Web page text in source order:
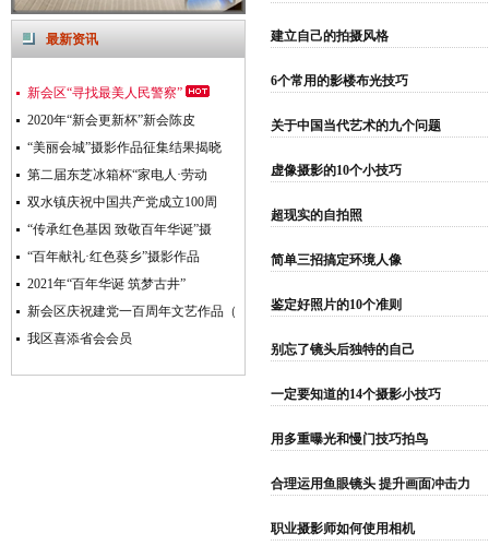
最新资讯
新会区“寻找最美人民警察”
2020年“新会更新杯”新会陈皮
“美丽会城”摄影作品征集结果揭晓
第二届东芝冰箱杯“家电人·劳动
双水镇庆祝中国共产党成立100周
“传承红色基因 致敬百年华诞”摄
“百年献礼·红色葵乡”摄影作品
2021年“百年华诞 筑梦古井”
新会区庆祝建党一百周年文艺作品（
我区喜添省会会员
建立自己的拍摄风格
6个常用的影楼布光技巧
关于中国当代艺术的九个问题
虚像摄影的10个小技巧
超现实的自拍照
简单三招搞定环境人像
鉴定好照片的10个准则
别忘了镜头后独特的自己
一定要知道的14个摄影小技巧
用多重曝光和慢门技巧拍鸟
合理运用鱼眼镜头 提升画面冲击力
职业摄影师如何使用相机